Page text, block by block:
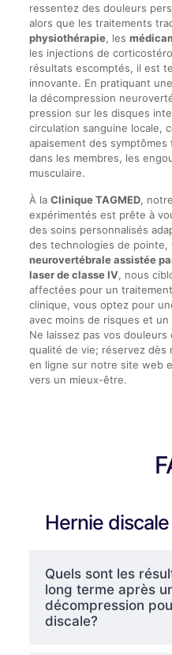
ressentez des douleurs
alors que les traitements
physiothérapie, les
les injections de
résultats escomptés, il est
innovante. En pratiquant
la décompression
pression sur les disques
circulation sanguine locale,
apaisement des
dans les membres, les
musculaire.
À la Clinique TAGMED,
expérimentés est prête à
des soins personnalisés
des technologies de pointe,
neurovertébrale assistée
laser de classe IV, nous
affectées pour un
clinique, vous optez pour
avec moins de risques et
Ne laissez pas vos
qualité de vie; réservez dès
en ligne sur notre site web
vers un mieux-être.
Hernie discale
Quels sont les
long terme après
décompression
discale?